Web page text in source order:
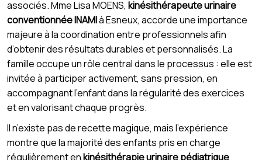
associés. Mme Lisa MOENS, kinésithérapeute urinaire
conventionnée INAMIà Esneux, accorde une importance
majeure à la coordination entre professionnels afin
d’obtenir des résultats durables et personnalisés. La
famille occupe un rôle central dans le processus : elle est
invitée à participer activement, sans pression, en
accompagnant l’enfant dans la régularité des exercices
et en valorisant chaque progrès.
Il n’existe pas de recette magique, mais l’expérience
montre que la majorité des enfants pris en charge
régulièrement enkinésithérapie urinaire pédiatrique